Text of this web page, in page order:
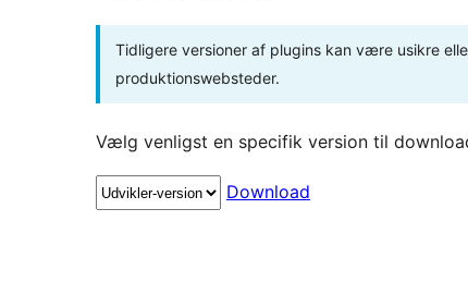
Tidligere versioner af plugins kan være usikre
produktionswebsteder.
Vælg venligst en specifik version til
Download